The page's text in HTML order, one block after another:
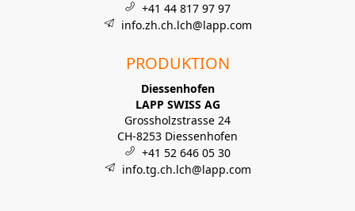
+41 44 817 97 97
info.zh.ch.lch@lapp.com
PRODUKTION
Diessenhofen
LAPP SWISS AG
Grossholzstrasse 24
CH-8253 Diessenhofen
+41 52 646 05 30
info.tg.ch.lch@lapp.com